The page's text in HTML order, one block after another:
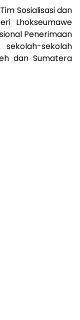
Sosialisasi dan
Lhokseumawe
Penerimaan
sekolah
dan Sumatera